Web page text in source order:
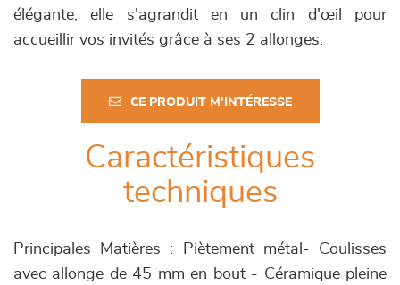
élégante, elle s'agrandit en un clin d'œil pour
accueillir vos invités grâce à ses 2 allonges.
CE PRODUIT M'INTÉRESSE
Caractéristiques
techniques
Principales Matières : Piètement métal- Coulisses
avec allonge de 45 mm en bout - Céramique pleine